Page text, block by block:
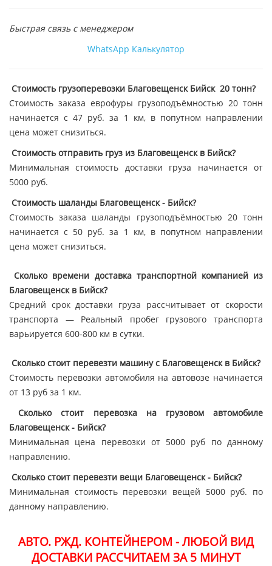
Быстрая связь с менеджером
WhatsApp Калькулятор
Стоимость грузоперевозки Благовещенск Бийск 20 тонн?
Стоимость заказа еврофуры грузоподъёмностью 20 тонн
начинается с 47 руб. за 1 км, в попутном направлении
цена может снизиться.
Стоимость отправить груз из Благовещенск в Бийск?
Минимальная стоимость доставки груза начинается от
5000 руб.
Стоимость шаланды Благовещенск - Бийск?
Стоимость заказа шаланды грузоподъёмностью 20 тонн
начинается с 50 руб. за 1 км, в попутном направлении
цена может снизиться.
Сколько времени доставка транспортной компанией из
Благовещенск в Бийск?
Средний срок доставки груза рассчитывает от скорости
транспорта — Реальный пробег грузового транспорта
варьируется 600-800 км в сутки.
Сколько стоит перевезти машину с Благовещенск в Бийск?
Стоимость перевозки автомобиля на автовозе начинается
от 13 руб за 1 км.
Сколько стоит перевозка на грузовом автомобиле
Благовещенск - Бийск?
Минимальная цена перевозки от 5000 руб по данному
направлению.
Сколько стоит перевезти вещи Благовещенск - Бийск?
Минимальная стоимость перевозки вещей 5000 руб. по
данному направлению.
АВТО. РЖД. КОНТЕЙНЕРОМ - ЛЮБОЙ ВИД
ДОСТАВКИ РАССЧИТАЕМ ЗА 5 МИНУТ